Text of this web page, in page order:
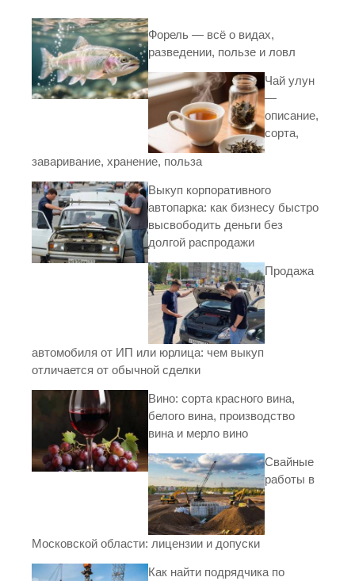
Форель — всё о видах,
разведении, пользе и ловл
Чай улун
—
описание,
сорта,
заваривание, хранение, польза
Выкуп корпоративного
автопарка: как бизнесу быстро
высвободить деньги без
долгой распродажи
Продажа
автомобиля от ИП или юрлица: чем выкуп
отличается от обычной сделки
Вино: сорта красного вина,
белого вина, производство
вина и мерло вино
Свайные
работы в
Московской области: лицензии и допуски
Как найти подрядчика по